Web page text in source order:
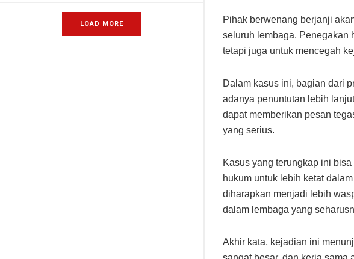
LOAD MORE
Pihak berwenang berjanji
seluruh lembaga. Penegakan
tetapi juga untuk mencegah
Dalam kasus ini, bagian dari
adanya penuntutan lebih
dapat memberikan pesan
yang serius.
Kasus yang terungkap ini
hukum untuk lebih ketat
diharapkan menjadi lebih
dalam lembaga yang
Akhir kata, kejadian ini